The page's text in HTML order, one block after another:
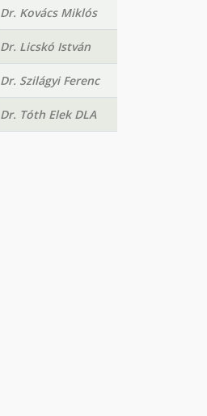
Dr. Kovács Miklós
Dr. Licskó István
Dr. Szilágyi Ferenc
Dr. Tóth Elek DLA